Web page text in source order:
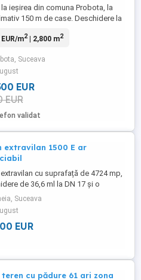
ieșirea din comuna Probota, la
150 m de case. Deschidere la
Terenul este situat in comuna
in zona Lanut. Accesul la imobil
din drumul public asfaltat
Terenul este extravilan ...
m2| 2,800 m2
Suceava
EUR
EUR
validat
extravilan 1500 E ar
cu suprafață de 4724 mp,
de 36,6 ml la DN 17 și o
de 152 ml, respectiv 117 ml.
este situat pe ruta Suceava -
- Stroiesti ( DN 17, cca 300 m după
auto, partea stânga). Este
Suceava
EUR
teren cu pădure 61 ari zona